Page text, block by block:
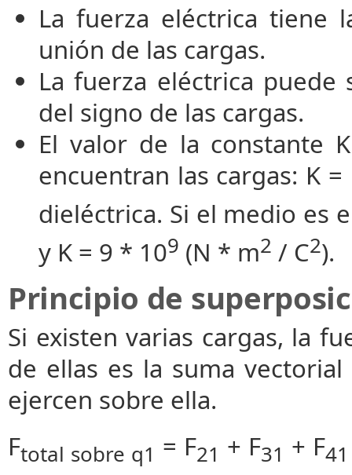
La fuerza eléctrica tiene
unión de las cargas.
La fuerza eléctrica
del signo de las cargas.
El valor de la constante
encuentran las cargas: K
dieléctrica. Si el medio es
y K = 9 * 109 (N * m2 / C2).
Principio de
Si existen varias cargas, la
de ellas es la suma
ejercen sobre ella.
Ftotal sobre q1 = F21 + F31 + F41